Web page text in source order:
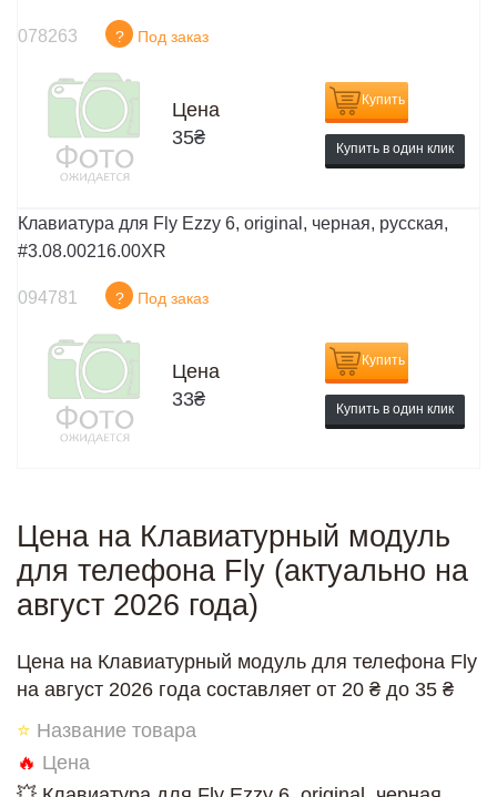
078263 ? Под заказ
Цена
35₴
Купить
Купить в один клик
Клавиатура для Fly Ezzy 6, original, черная, русская,
#3.08.00216.00XR
094781 ? Под заказ
Цена
33₴
Купить
Купить в один клик
Цена на Клавиатурный модуль
для телефона Fly (актуально на
август 2026 года)
Цена на Клавиатурный модуль для телефона Fly
на август 2026 года составляет от 20 ₴ до 35 ₴
⭐ Название товара
🔥 Цена